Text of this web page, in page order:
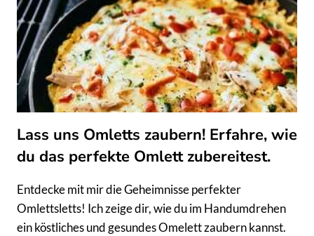
WIE
NIE
ZUVOR!
–
MEIN
NARRENSICHERES
DIY
REZEPT
FÜR
DICH
Lass uns Omletts zaubern! Erfahre, wie
du das perfekte Omlett zubereitest.
Entdecke mit mir die Geheimnisse perfekter
Omlettsletts! Ich zeige dir, wie du im Handumdrehen
ein köstliches und gesundes Omelett zaubern kannst.